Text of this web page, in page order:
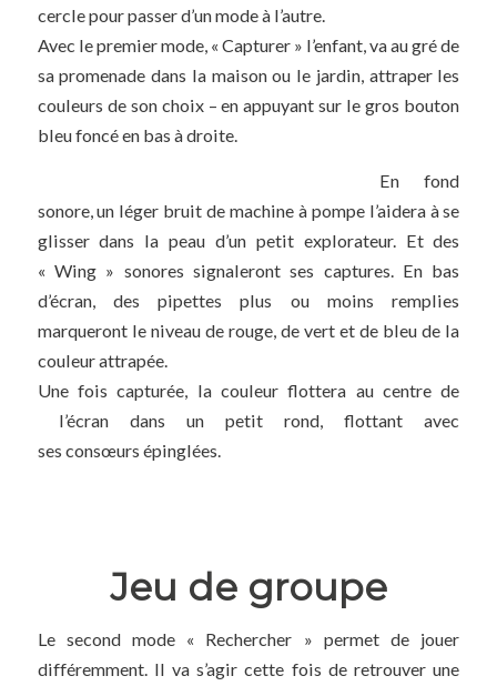
cercle pour passer d’un mode à l’autre.
Avec le premier mode, « Capturer » l’enfant, va au gré de
sa promenade dans la maison ou le jardin, attraper les
couleurs de son choix – en appuyant sur le gros bouton
bleu foncé en bas à droite.
En fond
sonore, un léger bruit de machine à pompe l’aidera à se
glisser dans la peau d’un petit explorateur. Et des
« Wing » sonores signaleront ses captures. En bas
d’écran, des pipettes plus ou moins remplies
marqueront le niveau de rouge, de vert et de bleu de la
couleur attrapée.
Une fois capturée, la couleur flottera au centre de
l’écran dans un petit rond, flottant avec
ses consœurs épinglées.
Jeu de groupe
Le second mode « Rechercher » permet de jouer
différemment. Il va s’agir cette fois de retrouver une